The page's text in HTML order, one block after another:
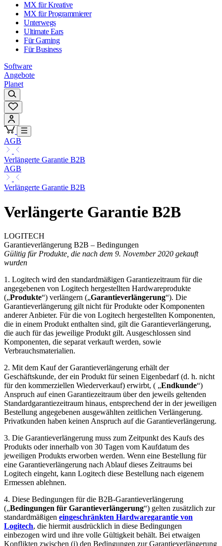
MX für Kreative
MX für Programmierer
Unterwegs
Ultimate Ears
Für Gaming
Für Business
Software
Angebote
Planet
AGB
Verlängerte Garantie B2B
AGB
Verlängerte Garantie B2B
Verlängerte Garantie B2B
LOGITECH
Garantieverlängerung B2B – Bedingungen
Gülitig für Produkte, die nach dem 9. November 2020 gekauft
wurden
1. Logitech wird den standardmäßigen Garantiezeitraum für die
angegebenen von Logitech hergestellten Hardwareprodukte
(„Produkte“) verlängern („Garantieverlängerung“). Die
Garantieverlängerung gilt nicht für Produkte oder Komponenten
anderer Anbieter. Für die von Logitech hergestellten Komponenten,
die in einem Produkt enthalten sind, gilt die Garantieverlängerung,
die auch für das jeweilige Produkt gilt. Ausgeschlossen sind
Komponenten, die separat verkauft werden, sowie
Verbrauchsmaterialien.
2. Mit dem Kauf der Garantieverlängerung erhält der
Geschäftskunde, der ein Produkt für seinen Eigenbedarf (d. h. nicht
für den kommerziellen Wiederverkauf) erwirbt, ( „Endkunde“)
Anspruch auf einen Garantiezeitraum über den jeweils geltenden
Standardgarantiezeitraum hinaus, entsprechend der in der jeweiligen
Bestellung angegebenen ausgewählten zeitlichen Verlängerung.
Privatkunden haben keinen Anspruch auf die Garantieverlängerung.
3. Die Garantieverlängerung muss zum Zeitpunkt des Kaufs des
Produkts oder innerhalb von 30 Tagen vom Kaufdatum des
jeweiligen Produkts erworben werden. Wenn eine Bestellung für
eine Garantieverlängerung nach Ablauf dieses Zeitraums bei
Logitech eingeht, kann Logitech diese Bestellung nach eigenem
Ermessen ablehnen.
4. Diese Bedingungen für die B2B-Garantieverlängerung
(„Bedingungen für Garantieverlängerung“) gelten zusätzlich zur
standardmäßigen eingeschränkten Hardwaregarantie von
Logitech, die hiermit ausdrücklich in diese Bedingungen
einbezogen wird und ihre volle Gültigkeit behält. Bei etwaigen
Konflikten zwischen (i) den Bedingungen zur Garantieverlängerung